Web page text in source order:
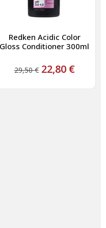
Redken Acidic Color
Gloss Conditioner 300ml
29,50€ 22,80 €